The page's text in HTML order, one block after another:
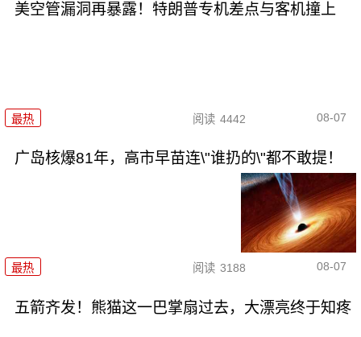
美空管漏洞再暴露！特朗普专机差点与客机撞上
最热 阅读 4442 08-07
广岛核爆81年，高市早苗连\"谁扔的\"都不敢提！
最热 阅读 3188 08-07
五箭齐发！熊猫这一巴掌扇过去，大漂亮终于知疼